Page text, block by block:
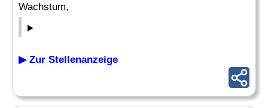
Wachstum,
▶ Zur Stellenanzeige